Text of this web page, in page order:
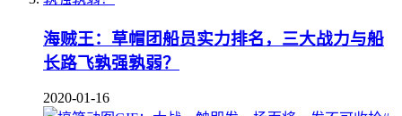
海贼王：草帽团船员实力排名，三大战力与船
长路飞孰强孰弱？
2020-01-16